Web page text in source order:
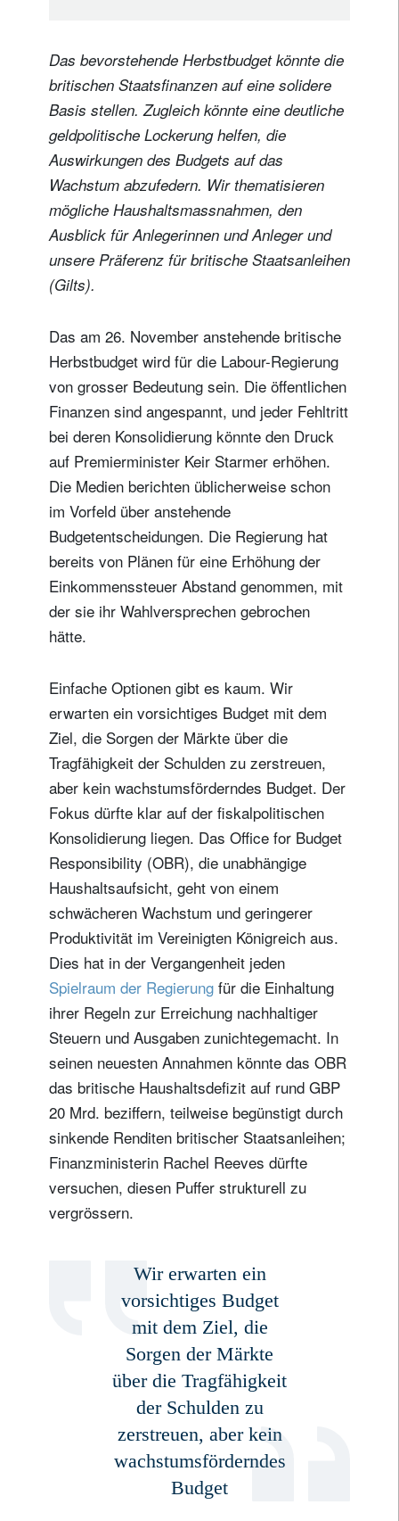
Das bevorstehende Herbstbudget könnte die
britischen Staatsfinanzen auf eine solidere
Basis stellen. Zugleich könnte eine deutliche
geldpolitische Lockerung helfen, die
Auswirkungen des Budgets auf das
Wachstum abzufedern. Wir thematisieren
mögliche Haushaltsmassnahmen, den
Ausblick für Anlegerinnen und Anleger und
unsere Präferenz für britische Staatsanleihen
(Gilts).
Das am 26. November anstehende britische
Herbstbudget wird für die Labour-Regierung
von grosser Bedeutung sein. Die öffentlichen
Finanzen sind angespannt, und jeder Fehltritt
bei deren Konsolidierung könnte den Druck
auf Premierminister Keir Starmer erhöhen.
Die Medien berichten üblicherweise schon
im Vorfeld über anstehende
Budgetentscheidungen. Die Regierung hat
bereits von Plänen für eine Erhöhung der
Einkommenssteuer Abstand genommen, mit
der sie ihr Wahlversprechen gebrochen
hätte.
Einfache Optionen gibt es kaum. Wir
erwarten ein vorsichtiges Budget mit dem
Ziel, die Sorgen der Märkte über die
Tragfähigkeit der Schulden zu zerstreuen,
aber kein wachstumsförderndes Budget. Der
Fokus dürfte klar auf der fiskalpolitischen
Konsolidierung liegen. Das Office for Budget
Responsibility (OBR), die unabhängige
Haushaltsaufsicht, geht von einem
schwächeren Wachstum und geringerer
Produktivität im Vereinigten Königreich aus.
Dies hat in der Vergangenheit jeden
Spielraum der Regierung für die Einhaltung
ihrer Regeln zur Erreichung nachhaltiger
Steuern und Ausgaben zunichtegemacht. In
seinen neuesten Annahmen könnte das OBR
das britische Haushaltsdefizit auf rund GBP
20 Mrd. beziffern, teilweise begünstigt durch
sinkende Renditen britischer Staatsanleihen;
Finanzministerin Rachel Reeves dürfte
versuchen, diesen Puffer strukturell zu
vergrössern.
Wir erwarten ein
vorsichtiges Budget
mit dem Ziel, die
Sorgen der Märkte
über die Tragfähigkeit
der Schulden zu
zerstreuen, aber kein
wachstumsförderndes
Budget